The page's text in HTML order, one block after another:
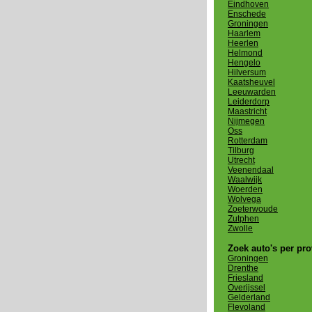
Eindhoven
Enschede
Groningen
Haarlem
Heerlen
Helmond
Hengelo
Hilversum
Kaatsheuvel
Leeuwarden
Leiderdorp
Maastricht
Nijmegen
Oss
Rotterdam
Tilburg
Utrecht
Veenendaal
Waalwijk
Woerden
Wolvega
Zoeterwoude
Zutphen
Zwolle
Zoek auto's per
Groningen
Drenthe
Friesland
Overijssel
Gelderland
Flevoland